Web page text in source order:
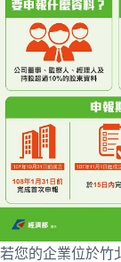
若您的企業位於竹